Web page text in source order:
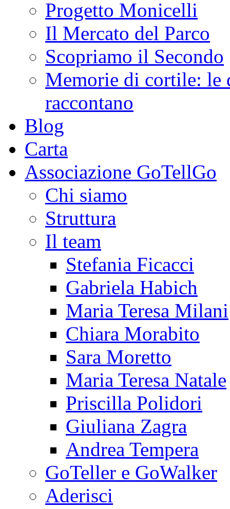
Progetto Monicelli
Il Mercato del Parco
Scopriamo il Secondo
Memorie di cortile: le
raccontano
Blog
Carta
Associazione GoTellGo
Chi siamo
Struttura
Il team
Stefania Ficacci
Gabriela Habich
Maria Teresa Milani
Chiara Morabito
Sara Moretto
Maria Teresa Natale
Priscilla Polidori
Giuliana Zagra
Andrea Tempera
GoTeller e GoWalker
Aderisci